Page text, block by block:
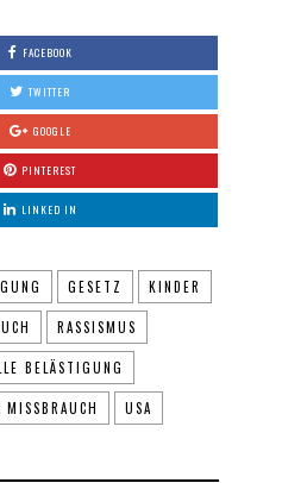
FACEBOOK
TWITTER
GOOGLE
PINTEREST
LINKED IN
GESETZ KINDER
RASSISMUS
BELÄSTIGUNG
MISSBRAUCH USA